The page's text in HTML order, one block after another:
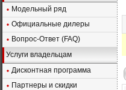
Модельный ряд
Официальные дилеры
Вопрос-Ответ (FAQ)
Услуги владельцам
Дисконтная программа
Партнеры и скидки